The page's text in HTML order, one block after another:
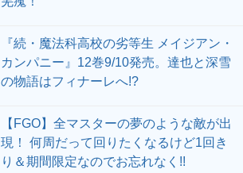
『続・魔法科高校の劣等生 メイジアン・
カンパニー』12巻9/10発売。達也と深雪
の物語はフィナーレへ!?
【FGO】全マスターの夢のような敵が出
現！ 何周だって回りたくなるけど1回き
り＆期間限定なのでお忘れなく!!